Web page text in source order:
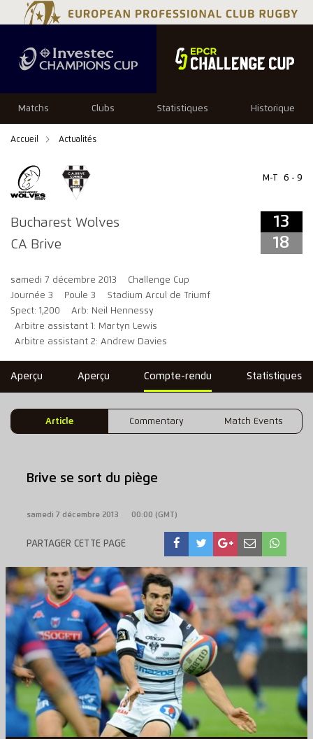
Matchs Clubs Statistiques Historique
Accueil Actualités
Bucharest Wolves
CA Brive
M-T 6 - 9
13
18
samedi 7 décembre 2013
Challenge Cup
Journée 3
Poule 3
Stadium Arcul de Triumf
Spect: 1,200
Arb: Neil Hennessy
Arbitre assistant 1: Martyn Lewis
Arbitre assistant 2: Andrew Davies
13 18
Aperçu Aperçu Compte-rendu Statistiques
Article Commentary Match Events
Brive se sort du piège
samedi 7 décembre 2013 00:00 (GMT)
PARTAGER CETTE PAGE